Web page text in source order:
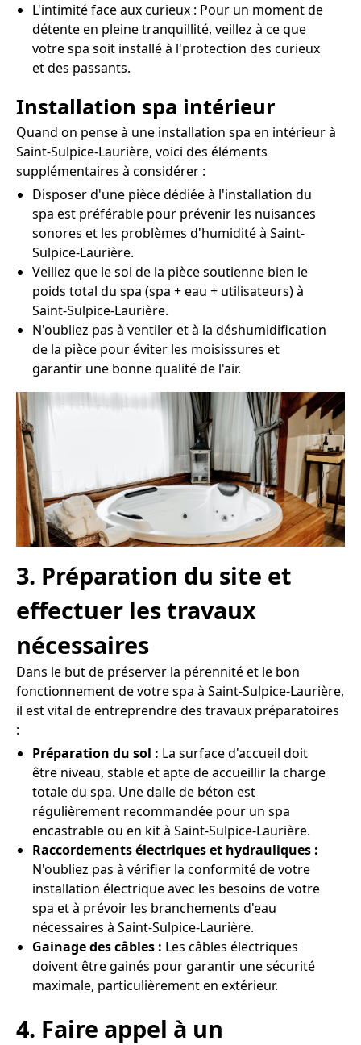
L'intimité face aux curieux : Pour un moment de
détente en pleine tranquillité, veillez à ce que
votre spa soit installé à l'protection des curieux
et des passants.
Installation spa intérieur
Quand on pense à une installation spa en intérieur à
Saint-Sulpice-Laurière, voici des éléments
supplémentaires à considérer :
Disposer d'une pièce dédiée à l'installation du
spa est préférable pour prévenir les nuisances
sonores et les problèmes d'humidité à Saint-
Sulpice-Laurière.
Veillez que le sol de la pièce soutienne bien le
poids total du spa (spa + eau + utilisateurs) à
Saint-Sulpice-Laurière.
N'oubliez pas à ventiler et à la déshumidification
de la pièce pour éviter les moisissures et
garantir une bonne qualité de l'air.
3. Préparation du site et
effectuer les travaux
nécessaires
Dans le but de préserver la pérennité et le bon
fonctionnement de votre spa à Saint-Sulpice-Laurière,
il est vital de entreprendre des travaux préparatoires
:
Préparation du sol : La surface d'accueil doit
être niveau, stable et apte de accueillir la charge
totale du spa. Une dalle de béton est
régulièrement recommandée pour un spa
encastrable ou en kit à Saint-Sulpice-Laurière.
Raccordements électriques et hydrauliques :
N'oubliez pas à vérifier la conformité de votre
installation électrique avec les besoins de votre
spa et à prévoir les branchements d'eau
nécessaires à Saint-Sulpice-Laurière.
Gainage des câbles : Les câbles électriques
doivent être gainés pour garantir une sécurité
maximale, particulièrement en extérieur.
4. Faire appel à un